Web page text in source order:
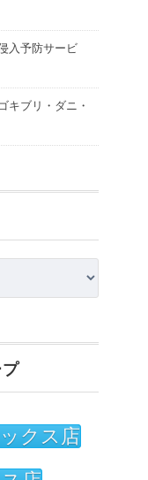
入予防サービ
キブリ・ダニ・
クス店